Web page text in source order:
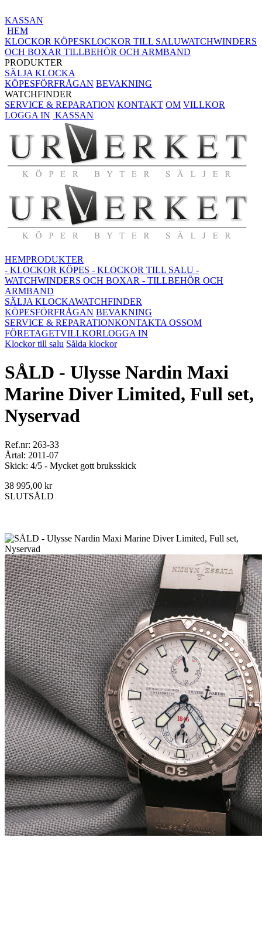
KASSAN
HEM
KLOCKOR KÖPESKLOCKOR TILL SALUWATCHWINDERS
OCH BOXAR TILLBEHÖR OCH ARMBAND
PRODUKTER
SÄLJA KLOCKA
KÖPESFÖRFRÅGAN BEVAKNING
WATCHFINDER
SERVICE & REPARATION KONTAKT OM VILLKOR
LOGGA IN KASSAN
HEMPRODUKTER
- KLOCKOR KÖPES - KLOCKOR TILL SALU -
WATCHWINDERS OCH BOXAR - TILLBEHÖR OCH
ARMBAND
SÄLJA KLOCKAWATCHFINDER
KÖPESFÖRFRÅGAN BEVAKNING
SERVICE & REPARATIONKONTAKTA OSSOM
FÖRETAGETVILLKORLOGGA IN
Klockor till salu Sålda klockor
SÅLD - Ulysse Nardin Maxi
Marine Diver Limited, Full set,
Nyservad
Ref.nr: 263-33
Årtal: 2011-07
Skick: 4/5 - Mycket gott bruksskick
38 995,00 kr
SLUTSÅLD